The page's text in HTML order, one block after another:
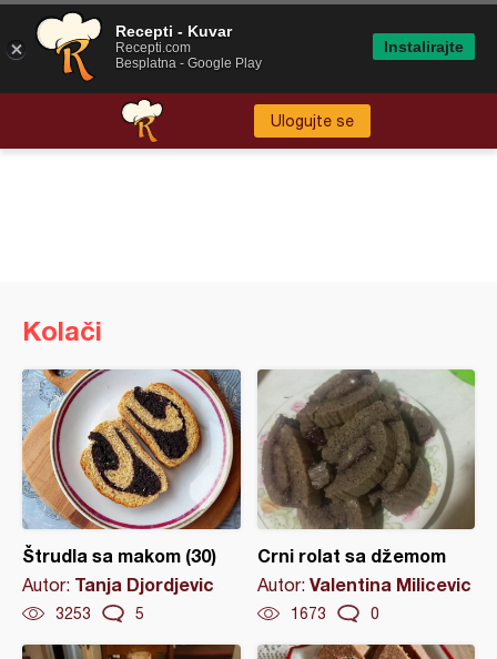
Ulogujte se
Kolači
Štrudla sa makom (30)
Autor: Tanja Djordjevic
3253 5
Crni rolat sa džemom
Autor: Valentina Milicevic
1673 0
Recepti - Kuvar
Recepti.com
Besplatna - Google Play
Instalirajte